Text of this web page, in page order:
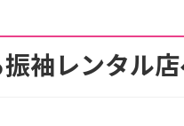
袖レンタル